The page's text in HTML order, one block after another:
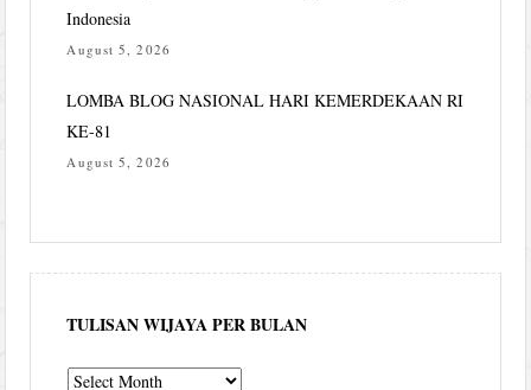
Indonesia
August 5, 2026
LOMBA BLOG NASIONAL HARI KEMERDEKAAN RI
KE-81
August 5, 2026
TULISAN WIJAYA PER BULAN
Tulisan